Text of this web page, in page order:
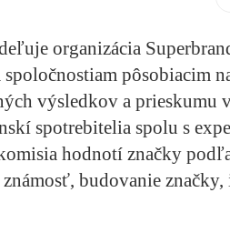
organizácia
pôsobiacim
výsledkov a prieskumu
spotrebitelia spolu s
hodnotí značky
budovanie značky,